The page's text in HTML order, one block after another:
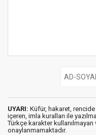
UYARI: Küfür, hakaret,
içeren, imla kuralları ile
Türkçe karakter
onaylanmamaktadır.